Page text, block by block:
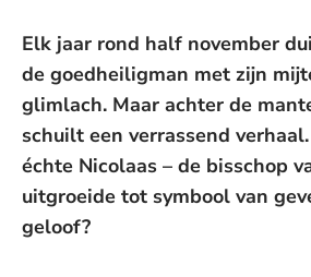
Elk jaar rond half november
de goedheiligman met zijn
glimlach. Maar achter de
schuilt een verrassend
échte Nicolaas – de bisschop
uitgroeide tot symbool van
geloof?